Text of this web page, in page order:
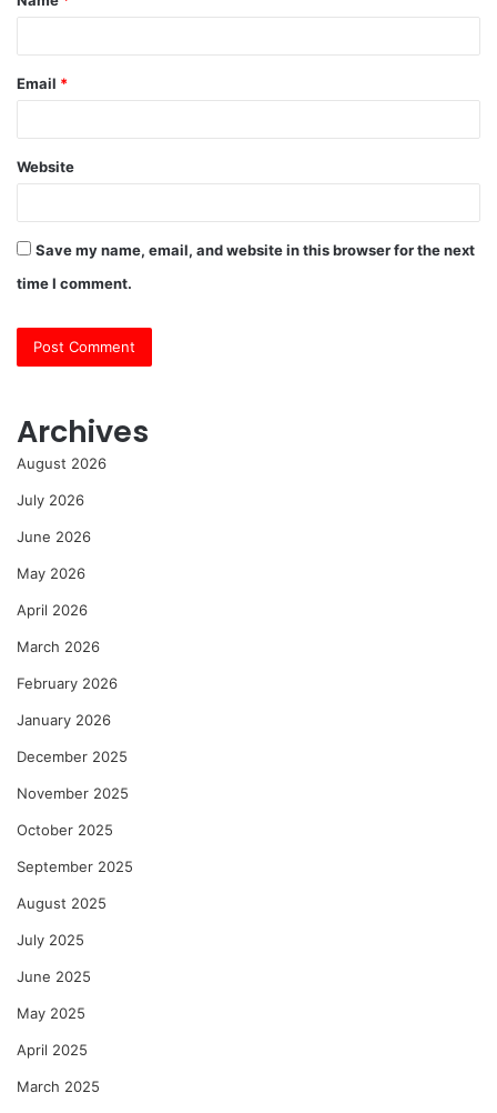
*
Email *
Website
Save my name, email, and website in this browser for the next
time I comment.
Archives
August 2026
July 2026
June 2026
May 2026
April 2026
March 2026
February 2026
January 2026
December 2025
November 2025
October 2025
September 2025
August 2025
July 2025
June 2025
May 2025
April 2025
March 2025